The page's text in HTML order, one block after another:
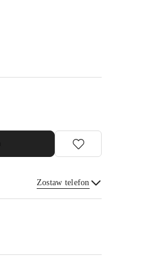
Zostaw telefon
Wyślij